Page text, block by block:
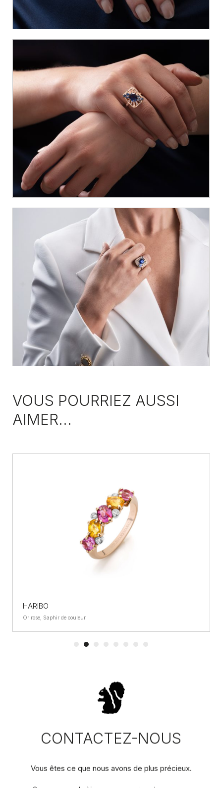
VOUS POURRIEZ AUSSI
AIMER...
HARIBO
Or rose, Saphir de couleur
CONTACTEZ-NOUS
Vous êtes ce que nous avons de plus précieux.